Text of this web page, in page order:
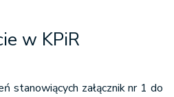
w KPiR
stanowiących załącznik nr 1 do